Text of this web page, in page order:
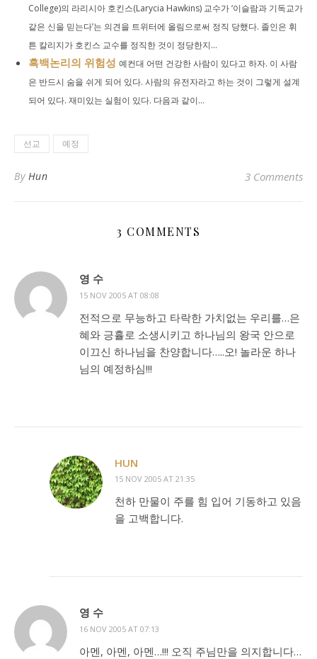
College)의 라리시아 호킨스(Larycia Hawkins) 교수가 ‘이슬람과 기독교가
같은 신을 믿는다’는 의견을 트위터에 올림으로써 정직 당했다. 졸인은 휘
튼 칼리지가 호킨스 교수를 정직한 것이 정당한지...
흑백논리의 위험성 예컨대 어떤 건강한 사람이 있다고 하자. 이 사람
은 반드시 숨을 쉬게 되어 있다. 사람의 유전자라고 하는 것이 그렇게 설계
되어 있다. 재미있는 실험이 있다. 다음과 같이...
선교 예정
By Hun 3 Comments
3 COMMENTS
영 수
15 NOV 2005 AT 08:08
전적으로 무능하고 타락한 가치없는 우리를…은
혜와 긍휼로 소생시키고 하나님의 왕국 안으로
이끄신 하나님을 찬양합니다…..오! 놀라운 하나
님의 예정하심!!!
HUN
15 NOV 2005 AT 21:35
천하 만물이 주를 힘 입어 기동하고 있음
을 고백합니다.
영 수
16 NOV 2005 AT 07:13
아멘, 아멘, 아멘…!!! 오직 주님만을 의지합니다…